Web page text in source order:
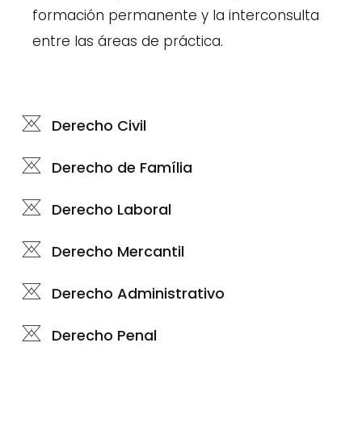
formación permanente y la interconsulta
entre las áreas de práctica.
Derecho Civil
Derecho de Família
Derecho Laboral
Derecho Mercantil
Derecho Administrativo
Derecho Penal